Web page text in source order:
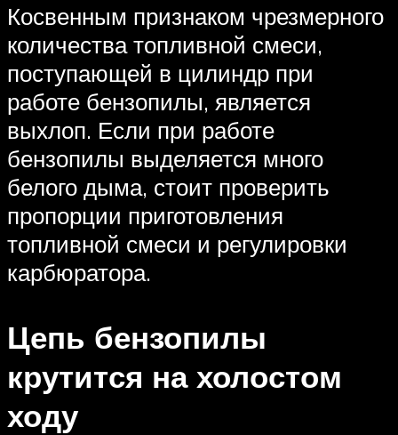
Косвенным признаком чрезмерного
количества топливной смеси,
поступающей в цилиндр при
работе бензопилы, является
выхлоп. Если при работе
бензопилы выделяется много
белого дыма, стоит проверить
пропорции приготовления
топливной смеси и регулировки
карбюратора.
Цепь бензопилы
крутится на холостом
ходу